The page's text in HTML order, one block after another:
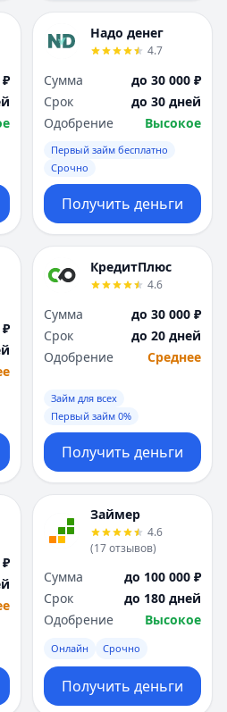
Надо денег
4.7
Сумма
до 30 000 ₽
Срок
до 30 дней
Одобрение
Высокое
Первый займ бесплатно
Срочно
Получить деньги
КредитПлюс
4.6
Сумма
до 30 000 ₽
Срок
до 20 дней
Одобрение
Среднее
Займ для всех
Первый займ 0%
Получить деньги
Займер
4.6
(17отзывов)
Сумма
до 100 000 ₽
Срок
до 180 дней
Одобрение
Высокое
Онлайн Срочно
Получить деньги